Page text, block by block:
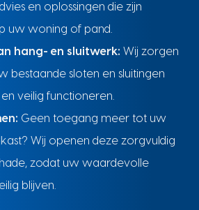
en oplossingen die zijn
uw woning of pand.
hang- en sluitwerk: Wij zorgen
bestaande sloten en sluitingen
veilig functioneren.
Geen toegang meer tot uw
Wij openen deze zorgvuldig
zodat uw waardevolle
blijven.